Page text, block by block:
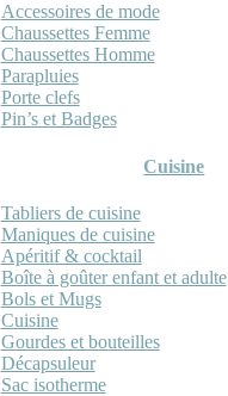
Accessoires de mode
Chaussettes Femme
Chaussettes Homme
Parapluies
Porte clefs
Pin’s et Badges
Cuisine
Tabliers de cuisine
Maniques de cuisine
Apéritif & cocktail
Boîte à goûter enfant et adulte
Bols et Mugs
Cuisine
Gourdes et bouteilles
Décapsuleur
Sac isotherme